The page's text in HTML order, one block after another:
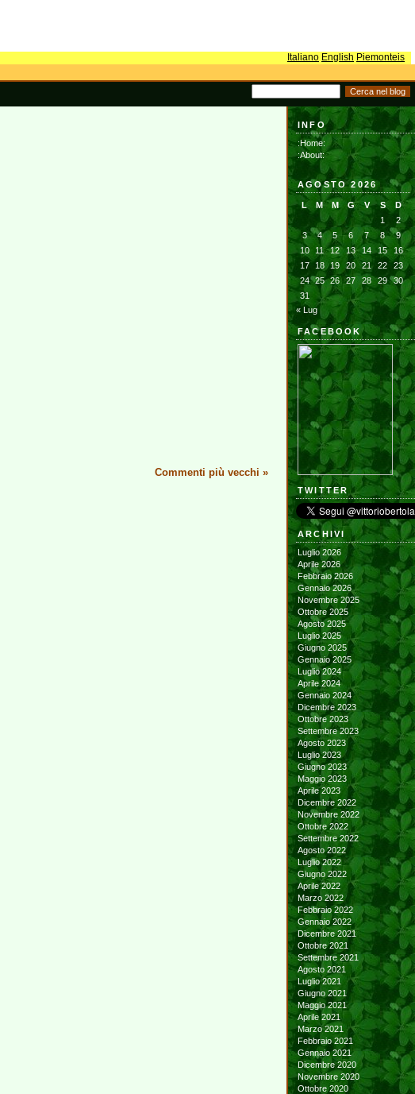
Italiano English Piemonteis
Commenti più vecchi »
INFO
:Home:
:About:
AGOSTO 2026
L M M G V S
D
1
2
3
4 5 6 7 8
9
10
11 12 13 14 15
16
17
18 19 20 21 22
23
24 25 26 27 28 29
30
31
« Lug
FACEBOOK
TWITTER
ARCHIVI
Luglio 2026
Aprile 2026
Febbraio 2026
Gennaio 2026
Novembre 2025
Ottobre 2025
Agosto 2025
Luglio 2025
Giugno 2025
Gennaio 2025
Luglio 2024
Aprile 2024
Gennaio 2024
Dicembre 2023
Ottobre 2023
Settembre 2023
Agosto 2023
Luglio 2023
Giugno 2023
Maggio 2023
Aprile 2023
Dicembre 2022
Novembre 2022
Ottobre 2022
Settembre 2022
Agosto 2022
Luglio 2022
Giugno 2022
Aprile 2022
Marzo 2022
Febbraio 2022
Gennaio 2022
Dicembre 2021
Ottobre 2021
Settembre 2021
Agosto 2021
Luglio 2021
Giugno 2021
Maggio 2021
Aprile 2021
Marzo 2021
Febbraio 2021
Gennaio 2021
Dicembre 2020
Novembre 2020
Ottobre 2020